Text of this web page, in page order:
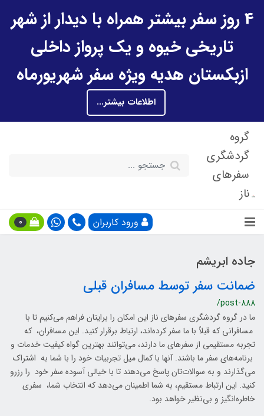
4 روز سفر بیشتر همراه با دیدار از شهر
تاریخی خیوه و یک پرواز داخلی
ازبکستان هدیه ویژه سفر شهریورماه
اطلاعات بیشتر...
گروه
گردشگری
سفرهای
ناز
ورود کاربران 0
جاده ابریشم
ضمانت سفر توسط مسافران قبلی
/post-888
ما در گروه گردشگری سفرهای ناز این امکان را برایتان فراهم می‌کنیم تا با
مسافرانی که قبلاً با ما سفر کرده‌اند، ارتباط برقرار کنید. این مسافران، که
تجربه مستقیمی از سفرهای ما دارند، می‌توانند بهترین گواه کیفیت خدمات و
برنامه‌های سفر ما باشند. آنها با کمال میل تجربیات خود را با شما به اشتراک
می‌گذارند و به سوالات‌تان پاسخ می‌دهند تا با خیالی آسوده سفر خود را رزرو
کنید. این ارتباط مستقیم، به شما اطمینان می‌دهد که انتخاب شما، سفری
خاطره‌انگیز و بی‌نظیر خواهد بود.